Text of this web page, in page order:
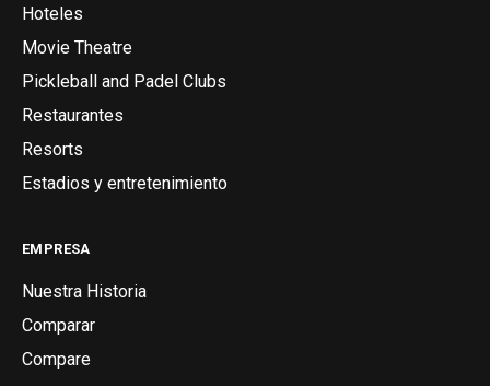
Hoteles
Movie Theatre
Pickleball and Padel Clubs
Restaurantes
Resorts
Estadios y entretenimiento
EMPRESA
Nuestra Historia
Comparar
Compare